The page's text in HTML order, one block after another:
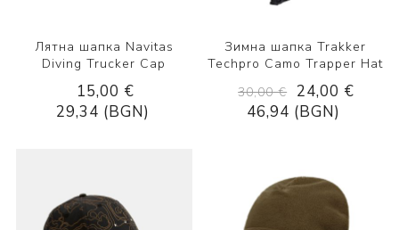
Лятна шапка Navitas
Diving Trucker Cap
15,00 €
29,34 (BGN)
Зимна шапка Trakker
Techpro Camo Trapper Hat
30,00 €
24,00 €
46,94 (BGN)